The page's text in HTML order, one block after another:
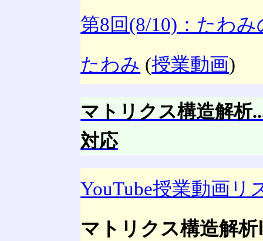
第8回(8/10)：たわ
たわみ (授業動画)
マトリクス構造解析
対応
YouTube授業動画リ
マトリクス構造解析